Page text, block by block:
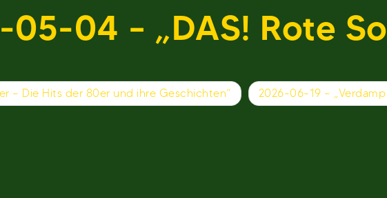
05-04 – „DAS! Rote
– Die Hits der 80er und ihre Geschichten“ 2026-06-19 –